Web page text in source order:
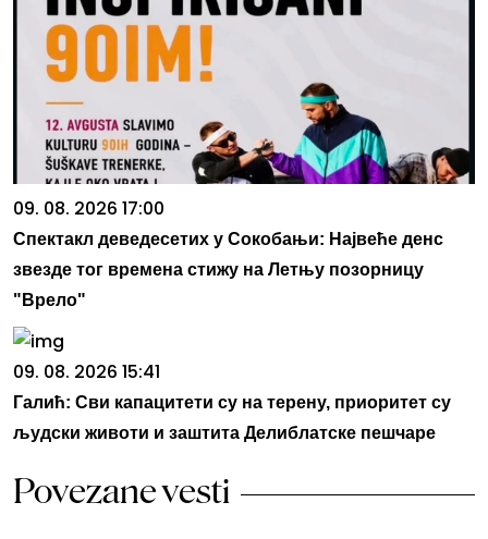
09. 08. 2026 17:00
Спектакл деведесетих у Сокобањи: Највеће денс
звезде тог времена стижу на Летњу позорницу
"Врело"
09. 08. 2026 15:41
Галић: Сви капацитети су на терену, приоритет су
људски животи и заштита Делиблатске пешчаре
Povezane vesti